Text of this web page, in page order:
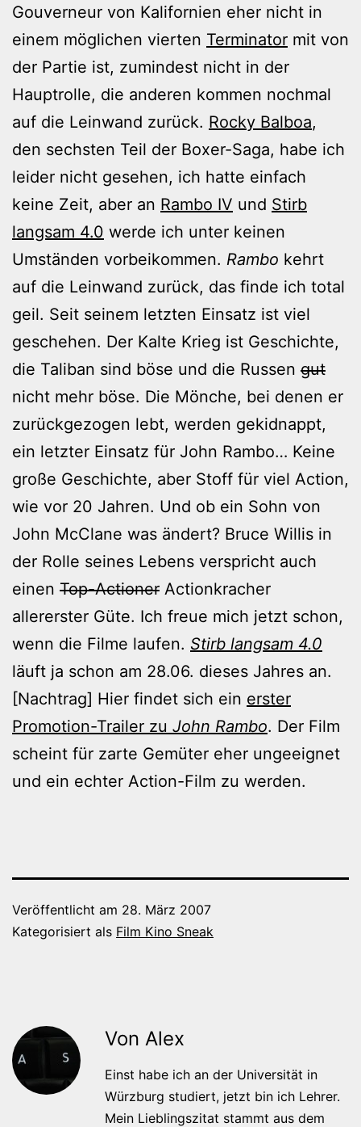
Gouverneur von Kalifornien eher nicht in
einem möglichen vierten Terminator mit von
der Partie ist, zumindest nicht in der
Hauptrolle, die anderen kommen nochmal
auf die Leinwand zurück. Rocky Balboa,
den sechsten Teil der Boxer-Saga, habe ich
leider nicht gesehen, ich hatte einfach
keine Zeit, aber an Rambo IV und Stirb
langsam 4.0 werde ich unter keinen
Umständen vorbeikommen. Rambo kehrt
auf die Leinwand zurück, das finde ich total
geil. Seit seinem letzten Einsatz ist viel
geschehen. Der Kalte Krieg ist Geschichte,
die Taliban sind böse und die Russen gut
nicht mehr böse. Die Mönche, bei denen er
zurückgezogen lebt, werden gekidnappt,
ein letzter Einsatz für John Rambo… Keine
große Geschichte, aber Stoff für viel Action,
wie vor 20 Jahren. Und ob ein Sohn von
John McClane was ändert? Bruce Willis in
der Rolle seines Lebens verspricht auch
einen Top-Actioner Actionkracher
allererster Güte. Ich freue mich jetzt schon,
wenn die Filme laufen. Stirb langsam 4.0
läuft ja schon am 28.06. dieses Jahres an.
[Nachtrag] Hier findet sich ein erster
Promotion-Trailer zu John Rambo. Der Film
scheint für zarte Gemüter eher ungeeignet
und ein echter Action-Film zu werden.
Veröffentlicht am 28. März 2007
Kategorisiert als Film Kino Sneak
Von Alex
Einst habe ich an der Universität in
Würzburg studiert, jetzt bin ich Lehrer.
Mein Lieblingszitat stammt aus dem